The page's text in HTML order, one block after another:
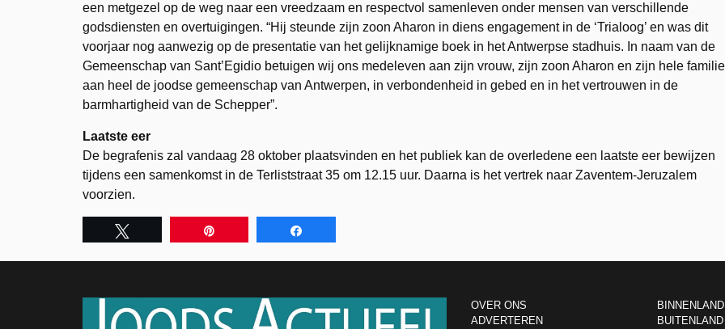
een metgezel op de weg naar een vreedzaam en respectvol samenleven onder mensen van verschillende
godsdiensten en overtuigingen. “Hij steunde zijn zoon Aharon in diens engagement in de ‘Trialoog’ en was dit
voorjaar nog aanwezig op de presentatie van het gelijknamige boek in het Antwerpse stadhuis. In naam van de
Gemeenschap van Sant’Egidio betuigen wij ons medeleven aan zijn vrouw, zijn zoon Aharon en zijn hele
aan heel de joodse gemeenschap van Antwerpen, in verbondenheid in gebed en in het vertrouwen in de
barmhartigheid van de Schepper”.
Laatste eer
De begrafenis zal vandaag 28 oktober plaatsvinden en het publiek kan de overledene een laatste eer bewijzen
tijdens een samenkomst in de Terliststraat 35 om 12.15 uur. Daarna is het vertrek naar Zaventem-Jeruzalem
voorzien.
OVER ONS
ADVERTEREN
BINNENLAND
BUITENLAND